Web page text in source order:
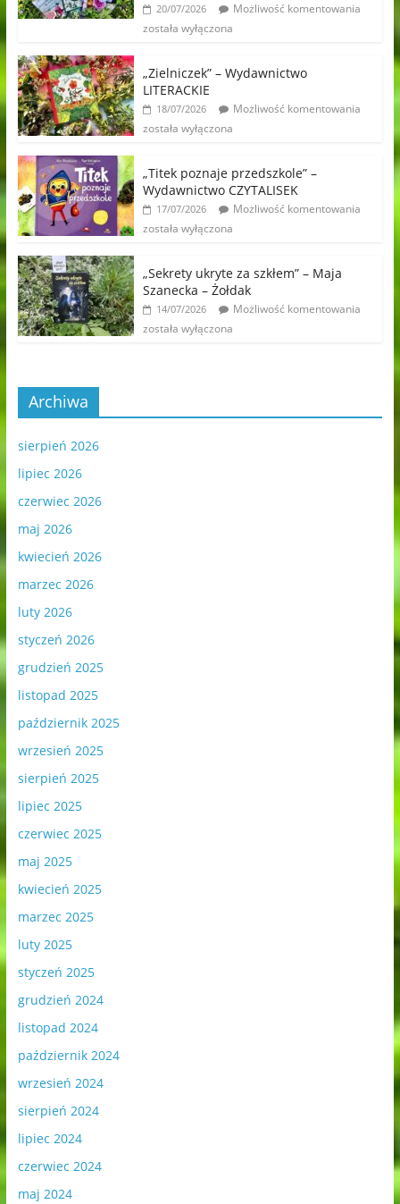
20/07/2026
Możliwość komentowania
została wyłączona
„Zielniczek” – Wydawnictwo
LITERACKIE
18/07/2026
Możliwość komentowania
została wyłączona
„Titek poznaje przedszkole” –
Wydawnictwo CZYTALISEK
17/07/2026
Możliwość komentowania
została wyłączona
„Sekrety ukryte za szkłem” – Maja
Szanecka – Żołdak
14/07/2026
Możliwość komentowania
została wyłączona
Archiwa
sierpień 2026
lipiec 2026
czerwiec 2026
maj 2026
kwiecień 2026
marzec 2026
luty 2026
styczeń 2026
grudzień 2025
listopad 2025
październik 2025
wrzesień 2025
sierpień 2025
lipiec 2025
czerwiec 2025
maj 2025
kwiecień 2025
marzec 2025
luty 2025
styczeń 2025
grudzień 2024
listopad 2024
październik 2024
wrzesień 2024
sierpień 2024
lipiec 2024
czerwiec 2024
maj 2024